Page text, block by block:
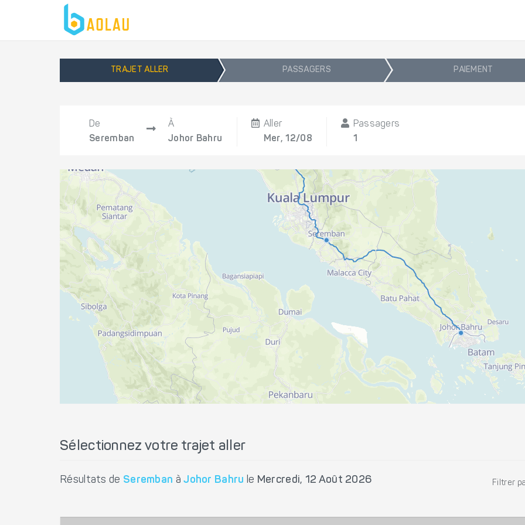
TRAJET ALLER PASSAGERS PAIEMENT
De
Seremban
À
Johor Bahru
Aller
Mer, 12/08
Passagers
1
Sélectionnez votre trajet aller
Résultats de Seremban àJohor Bahru le Mercredi, 12 Août 2026 Filtrer